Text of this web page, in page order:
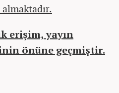
erişim, yayın
önüne geçmiştir.